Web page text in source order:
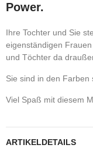
Power.
Ihre Tochter und Sie
eigenständigen Frauen
und Töchter da
Sie sind in den Farben
Viel Spaß mit diesem
ARTIKELDETAILS